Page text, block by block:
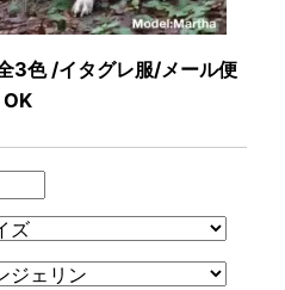
3色 /イタグレ服/メール便
OK